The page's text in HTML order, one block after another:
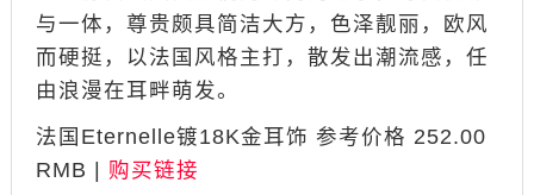
与一体，尊贵颇具简洁大方，色泽靓丽，欧风
而硬挺，以法国风格主打，散发出潮流感，任
由浪漫在耳畔萌发。
法国Eternelle镀18K金耳饰 参考价格 252.00
RMB | 购买链接